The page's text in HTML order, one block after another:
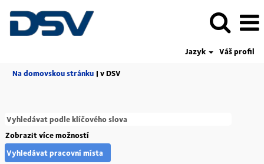
Jazyk
Váš profil
Na domovskou stránku | v DSV(aktuální
Zobrazit více možností